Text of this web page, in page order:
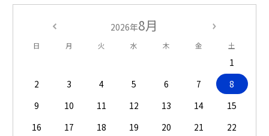
2026年8月
日 月 火 水 木 金 土
1
2
3 4 5 6 7
8
9
10 11 12 13 14
15
16
17 18 19 20 21
22